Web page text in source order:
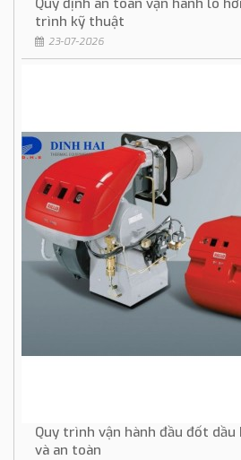
trình kỹ thuật
23-07-2026
Quy trình vận hành đầu đốt
và an toàn